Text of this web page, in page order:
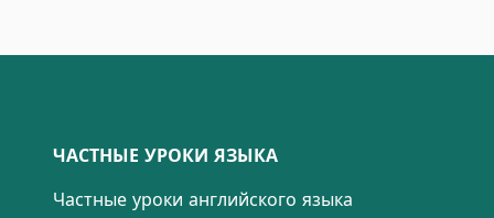
ЧАСТНЫЕ УРОКИ ЯЗЫКА
Частные уроки английского языка